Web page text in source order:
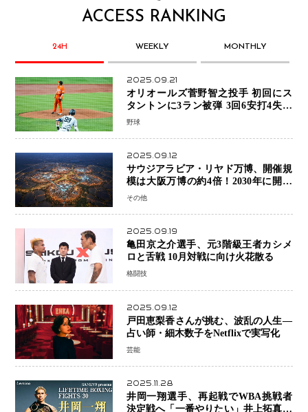
ACCESS RANKING
24H WEEKLY MONTHLY
2025.09.21
オリオールズ菅野智之投手 初回にス
タントンに3ラン被弾 3回6安打4失点
で降板
野球
2025.09.12
サウジアラビア・リヤド万博、開催規
模は大阪万博の約4倍！2030年に開幕
予定
その他
2025.09.19
亀田京之介選手、元3階級王者カシメ
格闘技
2025.09.12
戸田恵梨香さんが挑む、波乱の人生―
占い師・細木数子をNetflixで実写化
芸能
2025.11.28
井岡一翔選手、再起戦でWBA挑戦者
決定戦へ「一番やりたい」井上拓真選